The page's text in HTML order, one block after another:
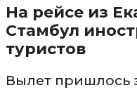
На рейсе из
Стамбул
туристов
Вылет пришлось